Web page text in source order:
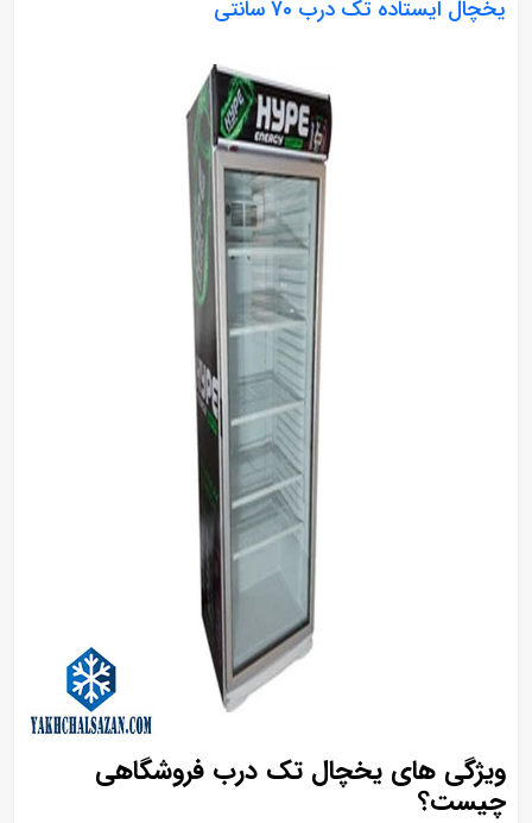
یخچال ایستاده تک درب 70 سانتی
ویژگی های یخچال تک درب فروشگاهی
چیست؟